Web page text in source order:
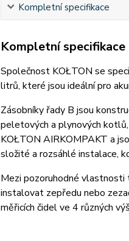
Kompletní specifikace
Kompletní specifikace
Společnost KOŁTON se
litrů, které jsou ideální pro
Zásobníky řady B jsou
peletových a plynových
KOŁTON AIRKOMPAKT a
složité a rozsáhlé instalace,
Mezi pozoruhodné
instalovat zepředu nebo
měřicích čidel ve 4 různých